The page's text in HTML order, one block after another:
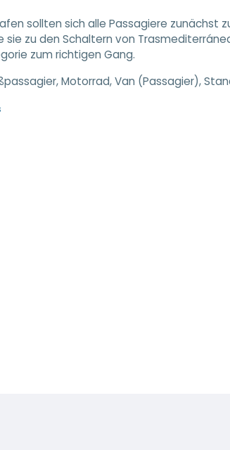
sollten sich alle Passagiere
sie zu den Schaltern von
zum richtigen Gang.
Motorrad, Van (Passagier),